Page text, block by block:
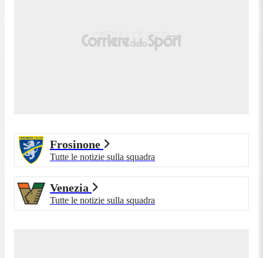
Frosinone
Tutte le notizie sulla squadra
Venezia
Tutte le notizie sulla squadra